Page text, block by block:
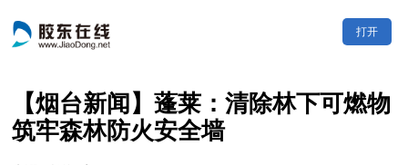
打开
【烟台新闻】蓬莱：清除林下可燃物
筑牢森林防火安全墙